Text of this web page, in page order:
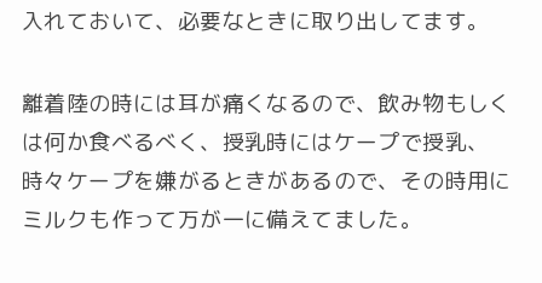
入れておいて、必要なときに取り出してます。
離着陸の時には耳が痛くなるので、飲み物もしく
は何か食べるべく、授乳時にはケープで授乳、
時々ケープを嫌がるときがあるので、その時用に
ミルクも作って万が一に備えてました。